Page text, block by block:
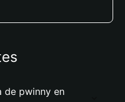
de pwinny en